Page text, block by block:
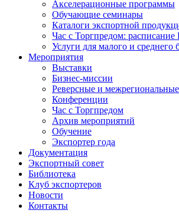
Акселерационные программы
Обучающие семинары
Каталоги экспортной
Час с Торгпредом:
Услуги для малого и среднего
Мероприятия
Выставки
Бизнес-миссии
Реверсные и
Конференции
Час с Торгпредом
Архив мероприятий
Обучение
Экспортер года
Документация
Экспортный совет
Библиотека
Клуб экспортеров
Новости
Контакты